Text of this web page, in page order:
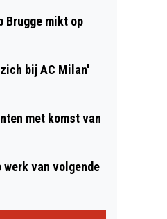
Brugge mikt op
bij AC Milan'
met komst van
werk van volgende